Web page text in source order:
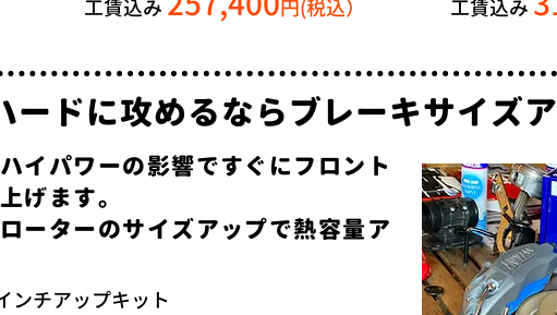
工賃込み
円(税込）
工賃込み
ドに攻めるならブレーキサイズ
イパワーの影響ですぐにフロント
げます。
ーターのサイズアップで熱容量ア
ンチアップキット